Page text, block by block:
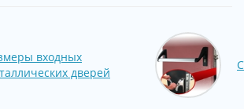
входных
дверей